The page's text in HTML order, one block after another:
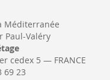
Méditerranée
Paul-Valéry
cedex 5 — FRANCE
69 23